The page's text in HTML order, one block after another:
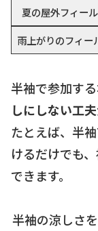
夏の屋外フィー
雨上がりのフィー
半袖で参加する
しにしない工夫
たとえば、半
けるだけでも
できます。
半袖の涼しさ